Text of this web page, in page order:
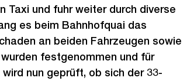
Taxi und fuhr weiter durch diverse
es beim Bahnhofquai das
an beiden Fahrzeugen sowie
festgenommen und für
nun geprüft, ob sich der 33-